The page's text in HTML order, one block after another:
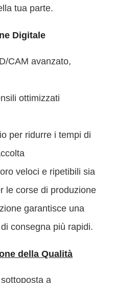
tua parte.
Digitale
CAM avanzato,
ottimizzati
per ridurre i tempi di
veloci e ripetibili sia
le corse di produzione
garantisce una
consegna più rapidi.
della Qualità
a